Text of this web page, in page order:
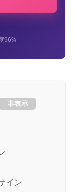
96%
非表示
イン